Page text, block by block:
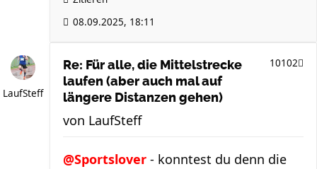
08.09.2025, 18:11
LaufSteff
Re: Für alle, die Mittelstrecke
laufen (aber auch mal auf
längere Distanzen gehen)
10102
von LaufSteff
@Sportslover - konntest du denn die